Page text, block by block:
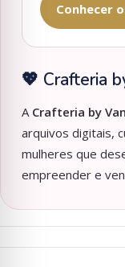
Conhecer
💖 Crafteria
A Crafteria by Van
arquivos digitais,
mulheres que
empreender e